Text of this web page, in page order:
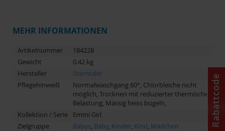
MEHR INFORMATIONEN
Artikelnummer
184228
Gewicht
0.42 kg
Hersteller
Sterntaler
Pflegehinweiß
Normalwaschgang 60°, Chlorbleiche nicht
möglich, Trocknen mit reduzierter thermischer
Belastung, Mässig heiss bügeln,
Kollektion / Serie
Emmi Girl
Zielgruppe
Babys, Baby, Kinder, Kind, Mädchen
Rabattcode